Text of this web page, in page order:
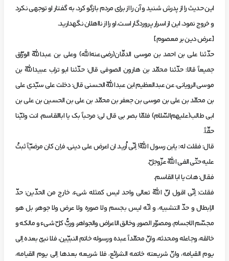
اين‌ حديث‌ را از پدرش‌ شنيد و آن‌ را از براي‌ مردم‌ بازگو كرد، به‌ گفتار او توجهي‌ نكرد
و خروج‌ نمود، اين‌ از اسرار پروردگار است، او را از نااهلان‌ نگهداريد.
[عرض‌ دين‌ بر معصوم]
‌حدّثنا علي بن‌ احمد بن‌ موسي‌ الدقّان(رضي‌عنه‌الله) وعلي بن‌ عبداللّه‌ الورّاق‌
جميعاً قالا: حدّثنا محمّد بن‌ هارون‌ الصوفي قال: حدّثنا ابو تراب‌ عبيداللّه‌ بن‌
موسي‌ الروياني، عن‌ عبدالعظيم‌ ابن‌ عبداللّه‌ الحسني قال: دخلت‌ علي‌ سيّدي علي
بن‌ محمّد بن‌ علي بن‌ موسي‌ بن‌ جعفر بن‌ محمّد بن‌ علي بن‌ الحسين‌ بن‌ علي بن‌
ابي طالب(عليهم‌السّلام) فلمّا بصر بي قال‌ لي: مرحباً بك‌ يا اباالقاسم، انت‌ وليّنا
حقّاً.
‌قال: فقلت‌ له: يابن‌ رسول‌ اللّه! اِنّي اُريد ان‌ اعرض‌ علي ديني، فاِن‌ كان‌ مرضيّاً ثبتُ
عليه‌ حتّي‌ الفي‌ اللّه‌ عزّوجلّ.
‌فقال: هات‌ يا ابا القاسم.
‌فقلت: اِنّي اقول‌ انّ اللّه‌ تعالي‌ واحد ليس‌ كمثله‌ شيء، خارج‌ من‌ الحدّين: حدّ
الاِبطال‌ و حدّ التشبيه، و انّه‌ ليس‌ بجسم‌ ولا صوره‌ ولا عرض‌ ولا جوهر، بل‌ هو
مجسّم‌ الاجسام، ومصوّر الصور، وخالق‌ الاعراض‌ والجواهر، وربُّ كلّ شيء و مالكه‌ و
خالقه، وجاعله‌ ومحدثه، وانّ محمّداً عبده‌ ورسوله‌ خاتم‌ النبيّين، فلا نبيّ بعده‌ اِلي‌
يوم‌ القيامه، وانّ شريعته‌ خاتمه‌ الشرائع، فلا شريعه‌ بعدها اِلي‌ يوم‌ القيامه،